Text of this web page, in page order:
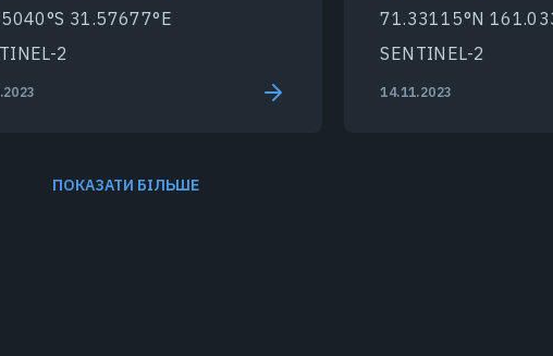
31.57677°E
2
71.33115°N
SENTINEL-2
14.11.2023
ПОКАЗАТИ БІЛЬШЕ